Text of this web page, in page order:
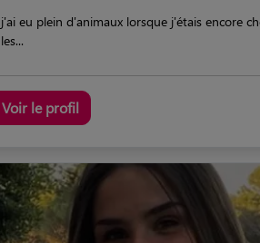
j'ai eu plein d'animaux lorsque j'étais encore
les...
Voir le profil